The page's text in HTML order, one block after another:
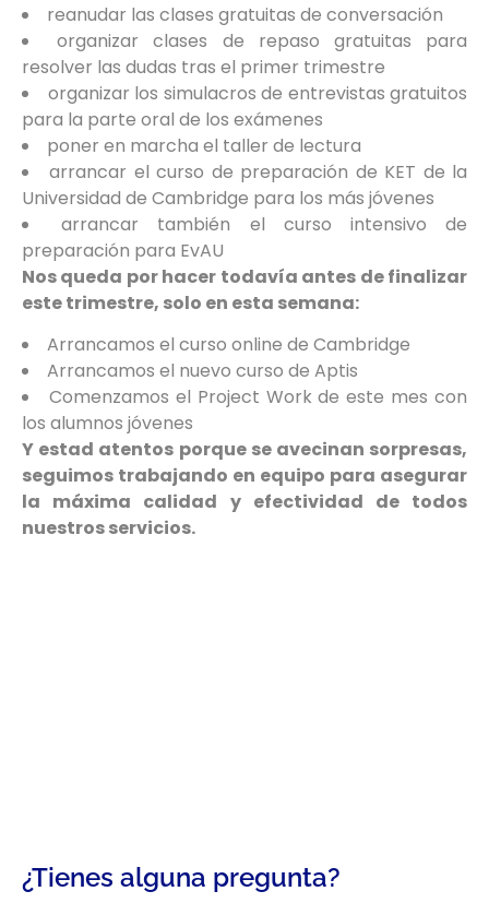
reanudar las clases gratuitas de conversación
organizar clases de repaso gratuitas para
resolver las dudas tras el primer trimestre
organizar los simulacros de entrevistas gratuitos
para la parte oral de los exámenes
poner en marcha el taller de lectura
arrancar el curso de preparación de KET de la
Universidad de Cambridge para los más jóvenes
arrancar también el curso intensivo de
preparación para EvAU
Nos queda por hacer todavía antes de finalizar
este trimestre, solo en esta semana:
Arrancamos el curso online de Cambridge
Arrancamos el nuevo curso de Aptis
Comenzamos el Project Work de este mes con
los alumnos jóvenes
Y estad atentos porque se avecinan sorpresas,
seguimos trabajando en equipo para asegurar
la máxima calidad y efectividad de todos
nuestros servicios.
¿Tienes alguna pregunta?